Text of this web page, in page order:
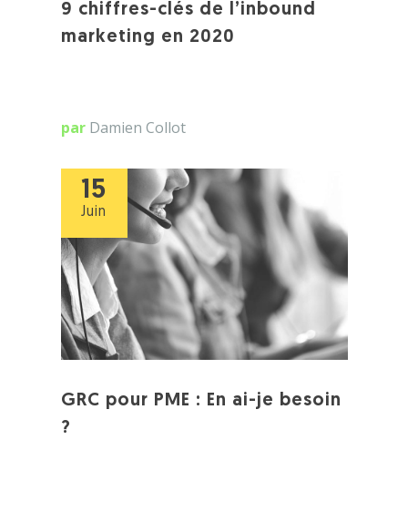
9 chiffres-clés de l’inbound
marketing en 2020
par Damien Collot
15
Juin
GRC pour PME : En ai-je besoin
?